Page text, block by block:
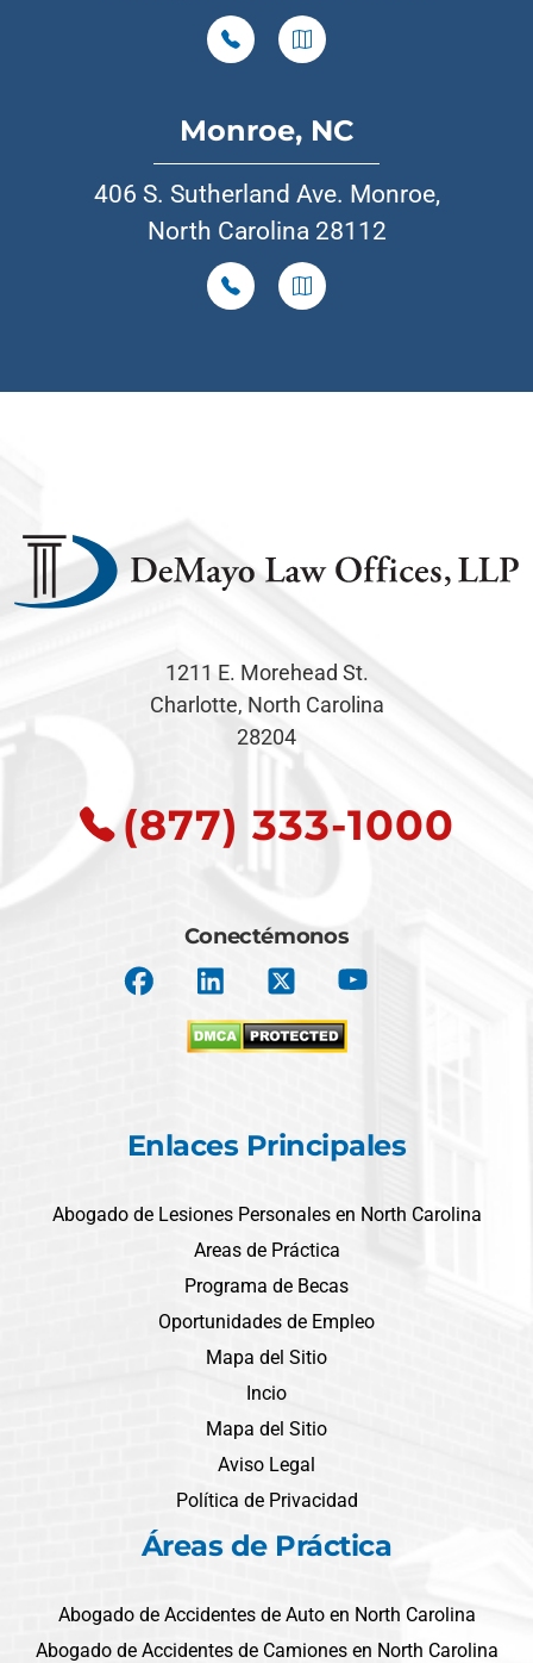
Monroe, NC
406 S. Sutherland Ave. Monroe,
North Carolina 28112
1211 E. Morehead St.
Charlotte, North Carolina
28204
(877) 333-1000
Conectémonos
Enlaces Principales
Abogado de Lesiones Personales en North Carolina
Areas de Práctica
Programa de Becas
Oportunidades de Empleo
Mapa del Sitio
Incio
Mapa del Sitio
Aviso Legal
Política de Privacidad
Áreas de Práctica
Abogado de Accidentes de Auto en North Carolina
Abogado de Accidentes de Camiones en North Carolina